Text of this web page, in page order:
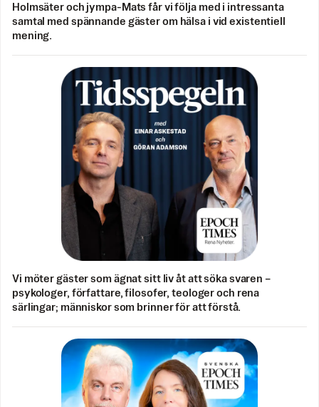
Holmsäter och jympa-Mats får vi följa med i intressanta
samtal med spännande gäster om hälsa i vid existentiell
mening.
Vi möter gäster som ägnat sitt liv åt att söka svaren –
psykologer, författare, filosofer, teologer och rena
särlingar; människor som brinner för att förstå.